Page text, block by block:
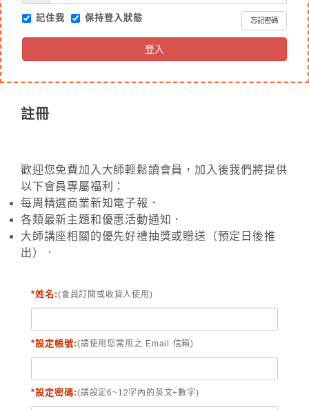
記住我 保持登入狀態 忘記密碼
登入
註冊
歡迎您免費加入大師輕鬆讀會員，加入後我們將提供
以下會員專屬福利：
每周精選商業新知電子報．
各類最新主題和優惠活動通知．
大師講座相關的優先好禮抽獎或贈送（預定日後推
出）．
*姓名:(會員訂閱或收貨人使用)
*設定帳號:(請使用您常用之 Email 信箱)
*設定密碼:(請設定6~12字內的英文+數字)